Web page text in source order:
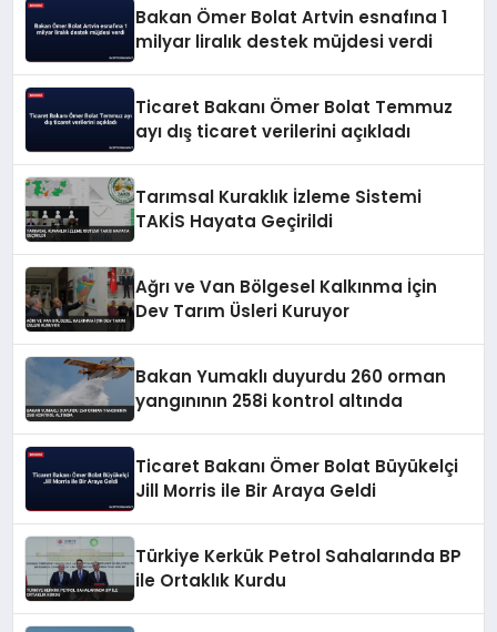
Bakan Ömer Bolat Artvin esnafına 1
milyar liralık destek müjdesi verdi
Ticaret Bakanı Ömer Bolat Temmuz
ayı dış ticaret verilerini açıkladı
Tarımsal Kuraklık İzleme Sistemi
TAKİS Hayata Geçirildi
Ağrı ve Van Bölgesel Kalkınma İçin
Dev Tarım Üsleri Kuruyor
Bakan Yumaklı duyurdu 260 orman
yangınının 258i kontrol altında
Ticaret Bakanı Ömer Bolat Büyükelçi
Jill Morris ile Bir Araya Geldi
Türkiye Kerkük Petrol Sahalarında BP
ile Ortaklık Kurdu